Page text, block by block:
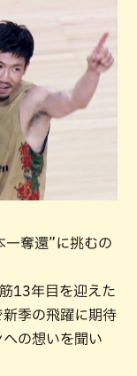
一奪還”に挑むの
13年目を迎えた
季の飛躍に期待
の想いを聞い